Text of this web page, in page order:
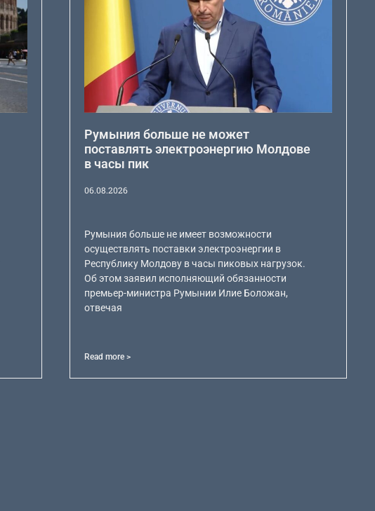
Румыния больше не может
поставлять электроэнергию Молдове
в часы пик
06.08.2026
Румыния больше не имеет возможности
осуществлять поставки электроэнергии в
Республику Молдову в часы пиковых нагрузок.
Об этом заявил исполняющий обязанности
премьер-министра Румынии Илие Боложан,
отвечая
Read more >